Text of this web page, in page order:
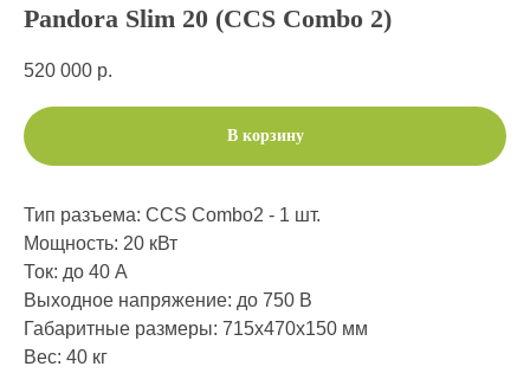
Pandora Slim 20 (CCS Combo 2)
520 000 р.
В корзину
Тип разъема: CCS Combo2 - 1 шт.
Мощность: 20 кВт
Ток: до 40 А
Выходное напряжение: до 750 В
Габаритные размеры: 715х470х150 мм
Вес: 40 кг